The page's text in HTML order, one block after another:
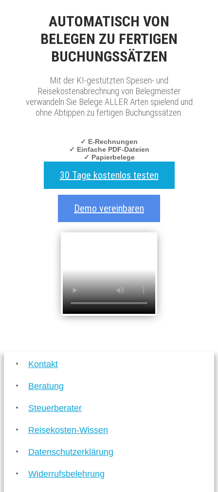
AUTOMATISCH VON
BELEGEN ZU FERTIGEN
BUCHUNGSSÄTZEN
Mit der KI-gestützten Spesen- und
Reisekostenabrechnung von Belegmeister
verwandeln Sie Belege ALLER Arten spielend und
ohne Abtippen zu fertigen Buchungssätzen:
✓ E-Rechnungen
✓ Einfache PDF-Dateien
✓ Papierbelege
30 Tage kostenlos testen
Demo vereinbaren
Kontakt
Beratung
Steuerberater
Reisekosten-Wissen
Datenschutzerklärung
Widerrufsbelehrung